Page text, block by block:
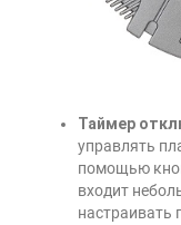
Таймер
управлять
помощью
входит
настраивать